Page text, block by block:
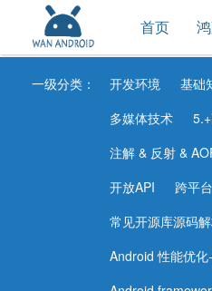
首页
一级分类： 开发环境 基础
多媒体技术
注解 & 反射 &
开放API
跨平台
常见开源库源码
Android 性能优